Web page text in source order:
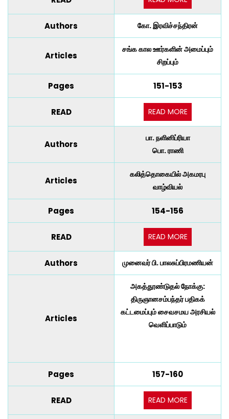
Authors கோ. இரவிச்சந்திரன்
Articles
சங்க கால ஊர்களின் அமைப்பும்
சிறப்பும்
Pages 151-153
READ READ MORE
Authors
பா. நளினிப்ரியா
பொ. ராணி
Articles
கலித்தொகையில் அகமரபு
வாழ்வியல்
Pages 154-156
READ READ MORE
Authors முனைவர் பி. பாலசுப்பிரமணியன்
Articles
அகத்தூண்டுதல் நோக்கு:
திருஞானசம்பந்தர் பதிகக்
கட்டமைப்பும் சைவசமய அரசியல்
வெளிப்பாடும்
Pages 157-160
READ READ MORE